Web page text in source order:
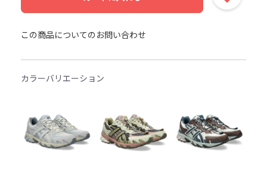
この商品についてのお問い合わせ
カラーバリエーション